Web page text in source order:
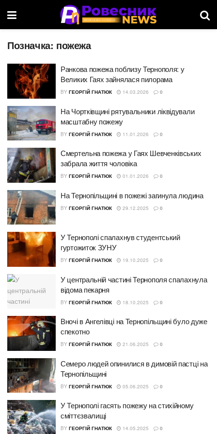
Позначка: пожежа
Ранкова пожежа поблизу Тернополя: у
Великих Гаях зайнялася пилорама
BY ГЕОРГІЙ ГНАТЮК 14.03.2026 0
На Чортківщині рятувальники ліквідували
масштабну пожежу
BY ГЕОРГІЙ ГНАТЮК 11.01.2026 0
Смертельна пожежа у Гаях Шевченківських
забрала життя чоловіка
BY ГЕОРГІЙ ГНАТЮК 01.01.2026 0
На Тернопільщині в пожежі загинула людина
BY ГЕОРГІЙ ГНАТЮК 29.12.2025 0
У Тернополі спалахнув студентський
гуртожиток ЗУНУ
BY ГЕОРГІЙ ГНАТЮК 19.10.2025 0
У центральній частині Тернополя спалахнула
відома пекарня
BY ГЕОРГІЙ ГНАТЮК 18.10.2025 0
Вночі в Ангелівці на Тернопільщині було дуже
спекотно
BY ГЕОРГІЙ ГНАТЮК 21.06.2025 0
Семеро людей опинилися в димовій пастці на
Тернопільщині
BY ГЕОРГІЙ ГНАТЮК 05.06.2025 0
У Тернополі гасять пожежу на стихійному
сміттєзвалищі
BY ГЕОРГІЙ ГНАТЮК 14.05.2025 0